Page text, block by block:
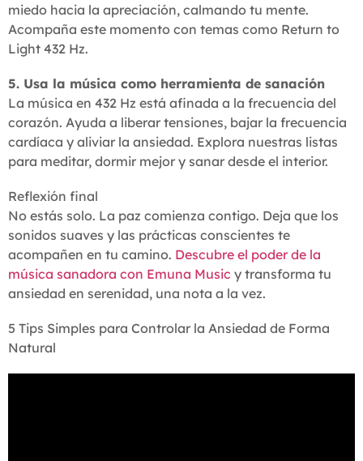
miedo hacia la apreciación, calmando tu mente.
Acompaña este momento con temas como Return to
Light 432 Hz.
5. Usa la música como herramienta de sanación
La música en 432 Hz está afinada a la frecuencia del
corazón. Ayuda a liberar tensiones, bajar la frecuencia
cardíaca y aliviar la ansiedad. Explora nuestras listas
para meditar, dormir mejor y sanar desde el interior.
Reflexión final
No estás solo. La paz comienza contigo. Deja que los
sonidos suaves y las prácticas conscientes te
acompañen en tu camino. Descubre el poder de la
música sanadora con Emuna Music y transforma tu
ansiedad en serenidad, una nota a la vez.
5 Tips Simples para Controlar la Ansiedad de Forma
Natural